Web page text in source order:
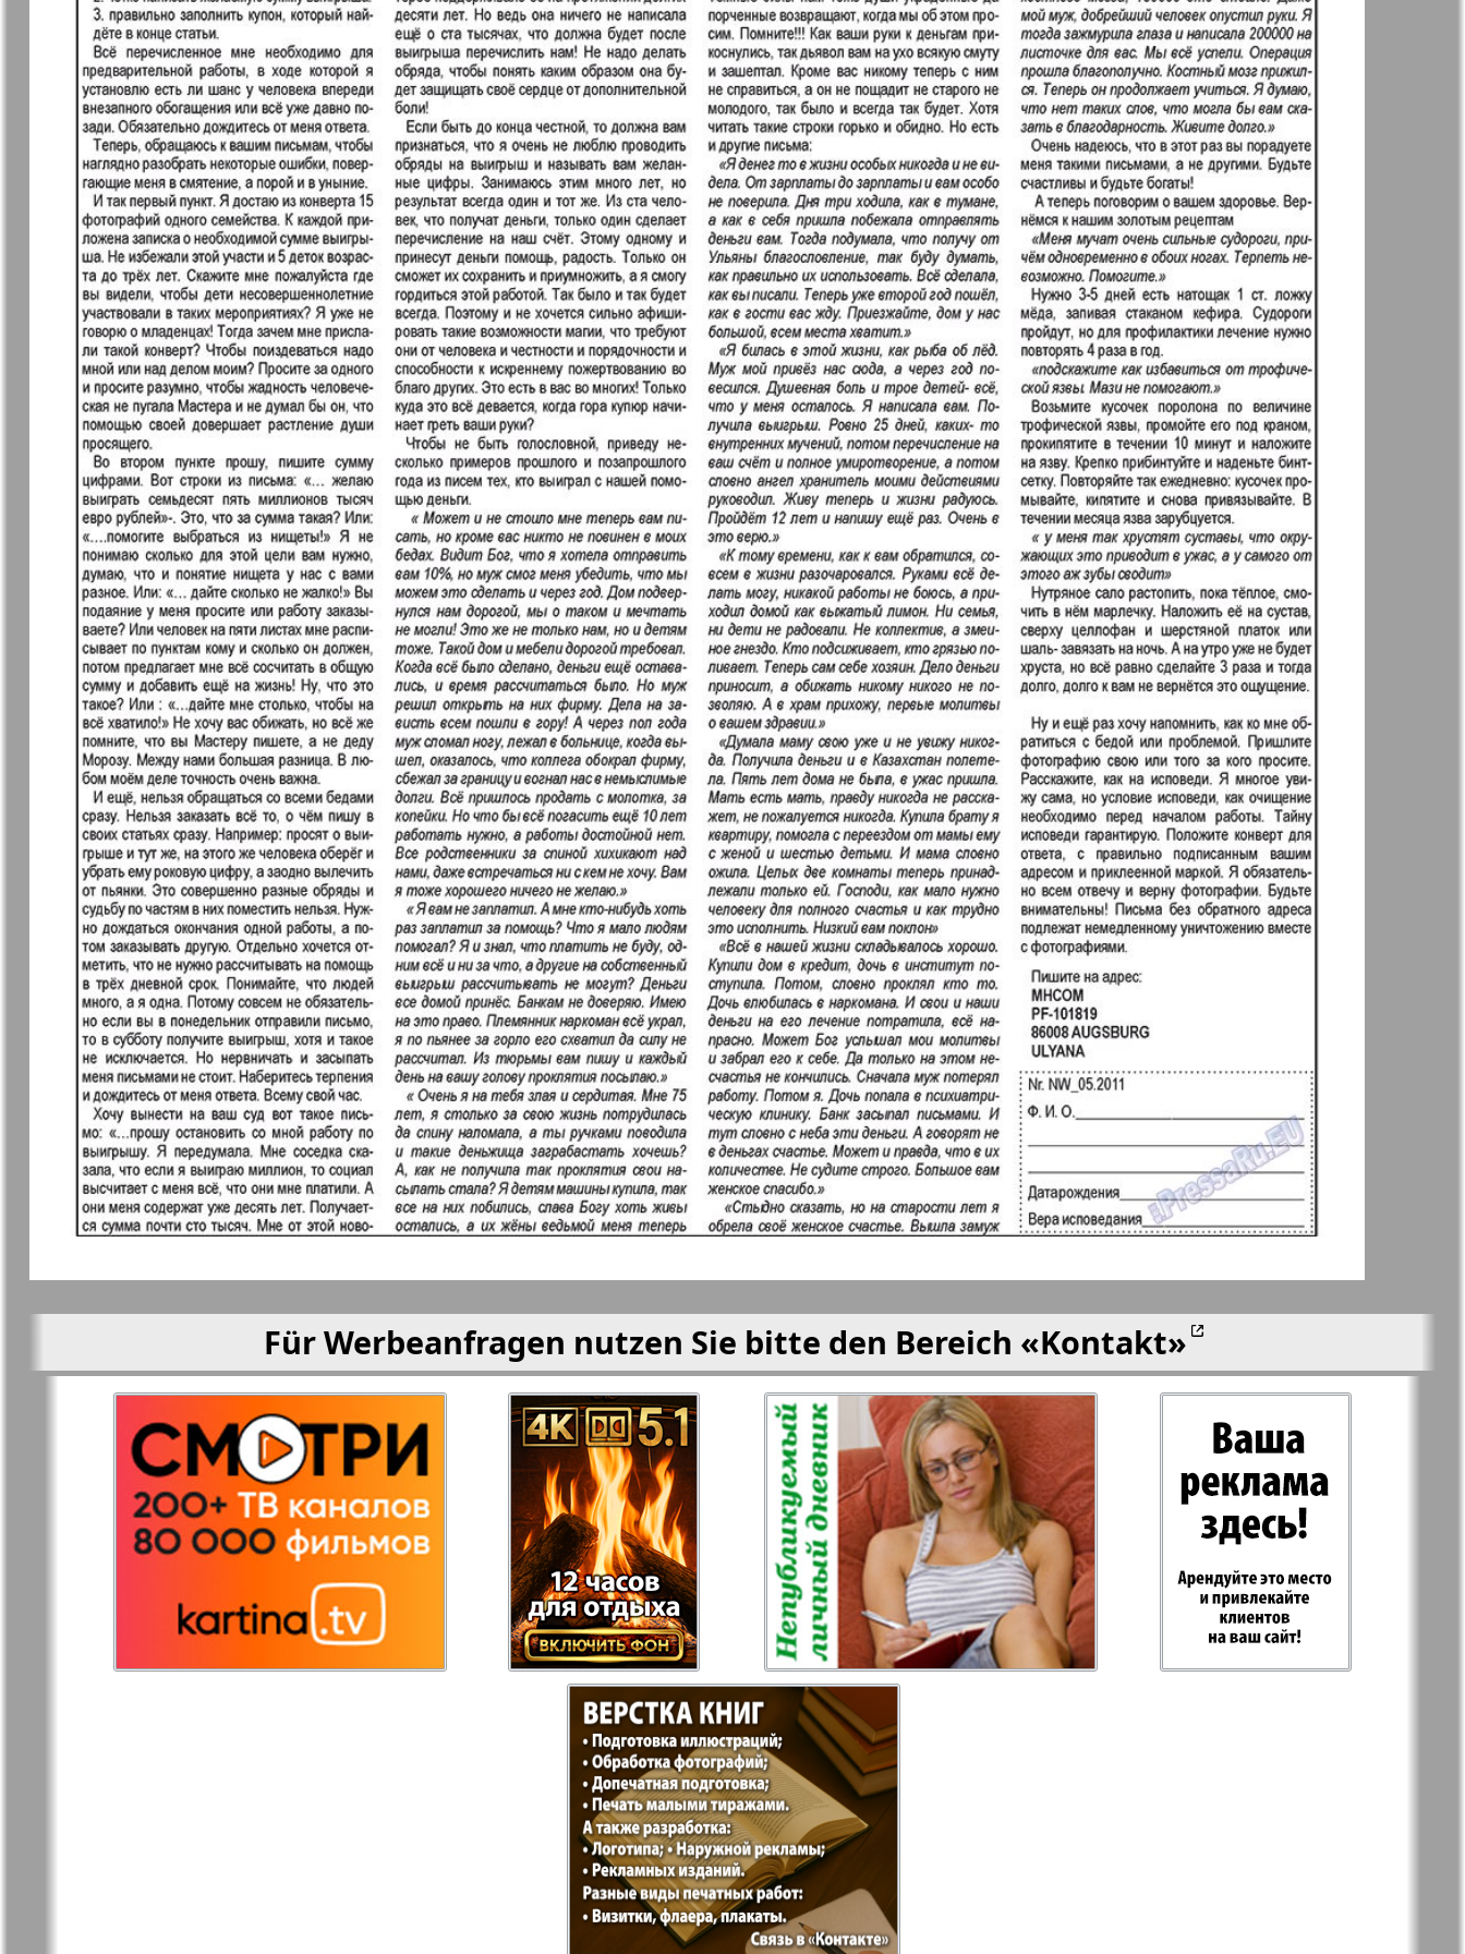
Archiv der auf der Website nicht aktualisierten Zeitungen und Zeitschriften
7plus7ja Avangard Aibolit Akzent Annonce
Antenne
Argumenty i fakty
Europe
Augsburg-city Afischa Augsburg Business
Business Park Sei Gesund Vascha Gaseta Westi Westnik-info
Wetschernaja
Gazeta
Ewiger Schatz
Wostotschnaja
Germanija
Ost-Kurier Wadim
Germania Plus Dialog Haus und Familie Hauskulinar
Domaschnij
Restaurant
Jüdische Zeitung
Evrejskaja
Panorama
Europa Ekspress Jasmin Woman`s life
Zakon i ludi
Ausländische
Aufzeichnungen
Sdorowje Idealnaja Firma Nachrichten BW
Izum iDEAL Karriere Katjuscha Kenguru
Clan KP Europe
Krot in
Deutschland
Krugozor Krugozor plus!
Kulinar TV Kurorte aktuell LDK auf Russisch Life in Frankfurt М-City
Mila
Mir otdyha i
zdorovja
München-city
My City Frankfurt
am Main
Nascha marka Unser Reiseburo Neskuchnaja Neue Welle
Objective EU Ostrov Tam i Tut
Ost-West
Panorama
Otdychaj-Kupi-
Prodaj
Partner-Sever
Parus Aussiedler Freundin
PRO Women
Europe
Rajonka-Nord-Ost-
Bremen--NRW
Rajonka-Süd-West
Rajonka-Nord-Ost-
Bremen
Rajonka-West Region Redakzija Berlin
Redakzija
Germanija
Rheinskaja Gazeta Recepty zdorovja Heimat-Родина Rubezh
Russkaja Mysl
Russkiy Baden-
Württemberg
Angeln Plus RusHaus
Semejnaja gazeta Wort und Tat
Handels Zentrum Punkt DE
Bei uns in
Hamburg
Für Werbeanfragen nutzen Sie bitte den Bereich «Kontakt»